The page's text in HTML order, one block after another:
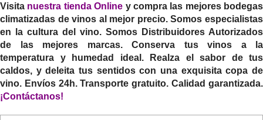
Visita nuestra tienda Online y compra las mejores bodegas
climatizadas de vinos al mejor precio. Somos especialistas
en la cultura del vino. Somos Distribuidores Autorizados
de las mejores marcas. Conserva tus vinos a la
temperatura y humedad ideal. Realza el sabor de tus
caldos, y deleita tus sentidos con una exquisita copa de
vino. Envíos 24h. Transporte gratuito. Calidad garantizada.
¡Contáctanos!